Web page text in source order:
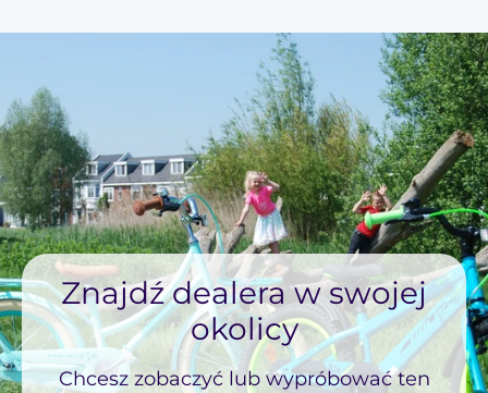
Znajdź dealera w swojej
okolicy
Chcesz zobaczyć lub wypróbować ten